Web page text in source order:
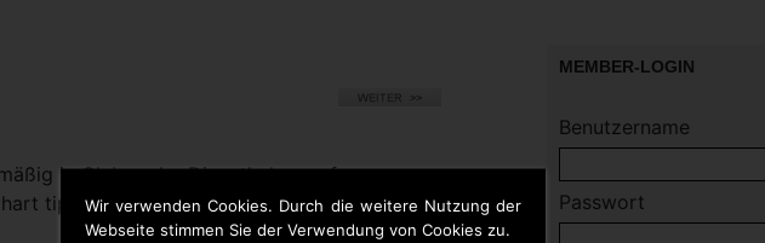
Wir verwenden Cookies. Durch die weitere Nutzung der
Webseite stimmen Sie der Verwendung von Cookies zu.
in Clubs oder Discotheken auf
tippen. Dann bist Du hier
MEMBER-LOGIN
Benutzername
Passwort